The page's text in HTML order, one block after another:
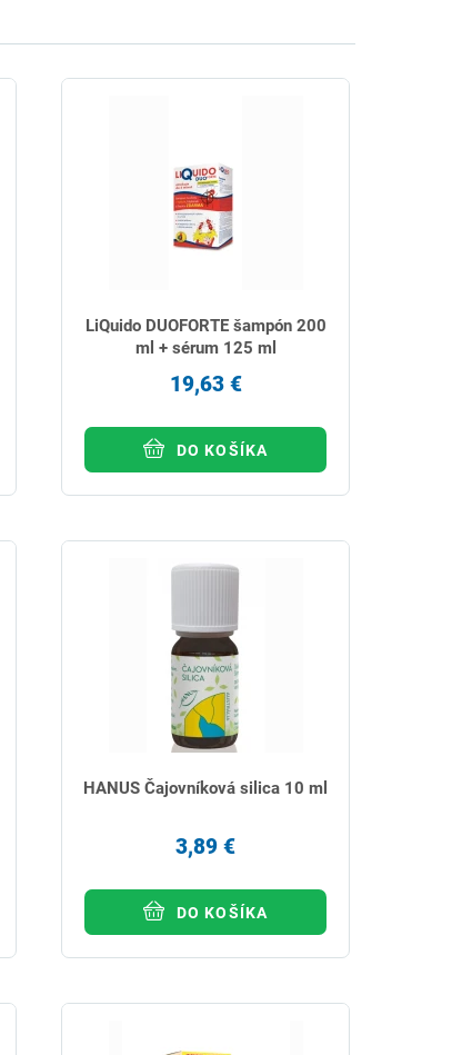
LiQuido DUOFORTE šampón 200
ml + sérum 125 ml
19,63 €
DO KOŠÍKA
HANUS Čajovníková silica 10 ml
3,89 €
DO KOŠÍKA